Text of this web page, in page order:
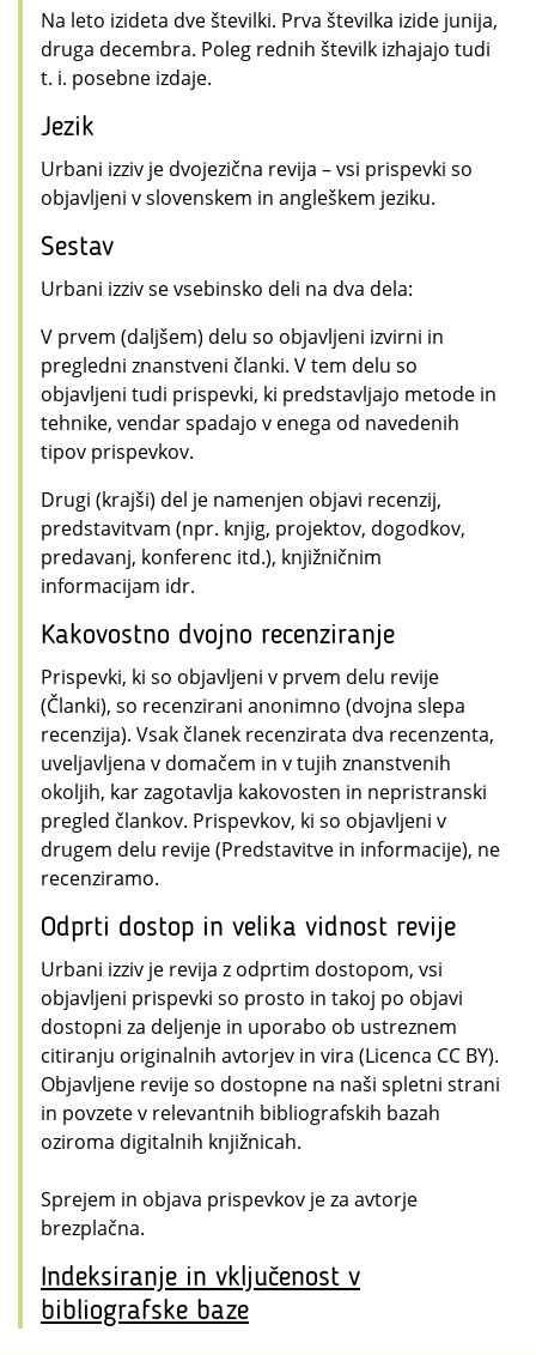
Na leto izideta dve številki. Prva številka izide junija,
druga decembra. Poleg rednih številk izhajajo tudi
t. i. posebne izdaje.
Jezik
Urbani izziv je dvojezična revija – vsi prispevki so
objavljeni v slovenskem in angleškem jeziku.
Sestav
Urbani izziv se vsebinsko deli na dva dela:
V prvem (daljšem) delu so objavljeni izvirni in
pregledni znanstveni članki. V tem delu so
objavljeni tudi prispevki, ki predstavljajo metode in
tehnike, vendar spadajo v enega od navedenih
tipov prispevkov.
Drugi (krajši) del je namenjen objavi recenzij,
predstavitvam (npr. knjig, projektov, dogodkov,
predavanj, konferenc itd.), knjižničnim
informacijam idr.
Kakovostno dvojno recenziranje
Prispevki, ki so objavljeni v prvem delu revije
(Članki), so recenzirani anonimno (dvojna slepa
recenzija). Vsak članek recenzirata dva recenzenta,
uveljavljena v domačem in v tujih znanstvenih
okoljih, kar zagotavlja kakovosten in nepristranski
pregled člankov. Prispevkov, ki so objavljeni v
drugem delu revije (Predstavitve in informacije), ne
recenziramo.
Odprti dostop in velika vidnost revije
Urbani izziv je revija z odprtim dostopom, vsi
objavljeni prispevki so prosto in takoj po objavi
dostopni za deljenje in uporabo ob ustreznem
citiranju originalnih avtorjev in vira (Licenca CC BY).
Objavljene revije so dostopne na naši spletni strani
in povzete v relevantnih bibliografskih bazah
oziroma digitalnih knjižnicah.
Sprejem in objava prispevkov je za avtorje
brezplačna.
Indeksiranje in vključenost v
bibliografske baze